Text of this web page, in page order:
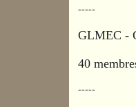
-----
GLMEC -
40
-----